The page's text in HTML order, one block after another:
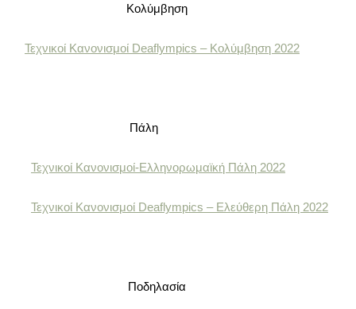
Κολύμβηση
Τεχνικοί Κανονισμοί Deaflympics – Κολύμβηση 2022
Πάλη
Τεχνικοί Κανονισμοί-Ελληνορωμαϊκή Πάλη 2022
Τεχνικοί Κανονισμοί Deaflympics – Ελεύθερη Πάλη 2022
Ποδηλασία